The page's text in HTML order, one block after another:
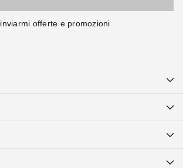
offerte e promozioni